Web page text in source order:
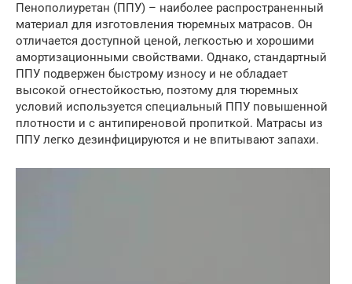
Пенополиуретан (ППУ) – наиболее распространенный
материал для изготовления тюремных матрасов. Он
отличается доступной ценой, легкостью и хорошими
амортизационными свойствами. Однако, стандартный
ППУ подвержен быстрому износу и не обладает
высокой огнестойкостью, поэтому для тюремных
условий используется специальный ППУ повышенной
плотности и с антипиреновой пропиткой. Матрасы из
ППУ легко дезинфицируются и не впитывают запахи.